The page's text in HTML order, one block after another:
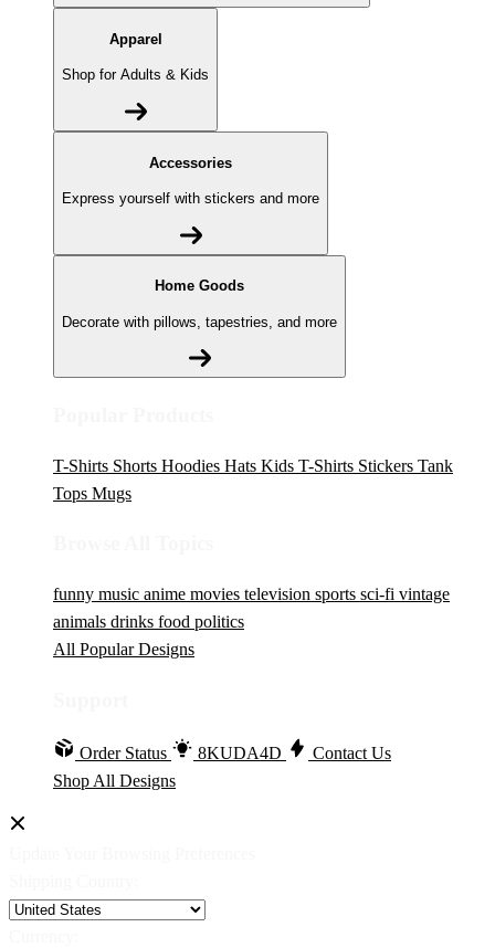
Apparel
Shop for Adults & Kids
Accessories
Express yourself with stickers and more
Home Goods
Decorate with pillows, tapestries, and more
T-Shirts Shorts Hoodies Hats Kids T-Shirts Stickers Tank
Tops Mugs
funny music anime movies television sports sci-fi vintage
animals drinks food politics
All Popular Designs
Order Status 8KUDA4D
Contact Us
Shop All Designs